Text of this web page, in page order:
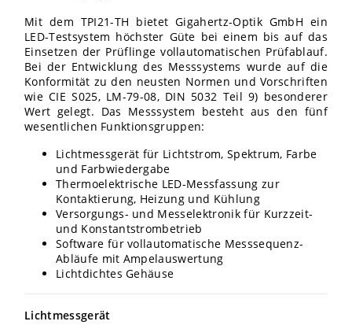
Mit dem TPI21-TH bietet Gigahertz-Optik GmbH ein
LED-Testsystem höchster Güte bei einem bis auf das
Einsetzen der Prüflinge vollautomatischen Prüfablauf.
Bei der Entwicklung des Messsystems wurde auf die
Konformität zu den neusten Normen und Vorschriften
wie CIE S025, LM-79-08, DIN 5032 Teil 9) besonderer
Wert gelegt. Das Messsystem besteht aus den fünf
wesentlichen Funktionsgruppen:
Lichtmessgerät für Lichtstrom, Spektrum, Farbe
und Farbwiedergabe
Thermoelektrische LED-Messfassung zur
Kontaktierung, Heizung und Kühlung
Versorgungs- und Messelektronik für Kurzzeit-
und Konstantstrombetrieb
Software für vollautomatische Messsequenz-
Abläufe mit Ampelauswertung
Lichtdichtes Gehäuse
Lichtmessgerät